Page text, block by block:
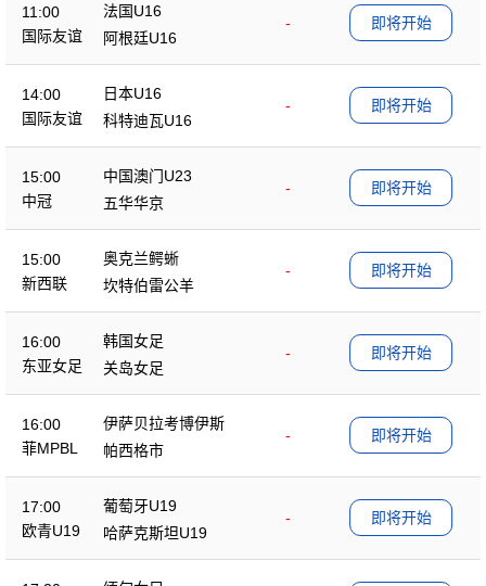
11:00
国际友谊
法国U16
-
阿根廷U16
即将开始
14:00
国际友谊
日本U16
-
科特迪瓦U16
即将开始
15:00
中冠
中国澳门U23
-
五华华京
即将开始
15:00
新西联
奥克兰鳄蜥
-
坎特伯雷公羊
即将开始
16:00
东亚女足
韩国女足
-
关岛女足
即将开始
16:00
菲MPBL
伊萨贝拉考博伊斯
-
帕西格市
即将开始
17:00
欧青U19
葡萄牙U19
-
哈萨克斯坦U19
即将开始